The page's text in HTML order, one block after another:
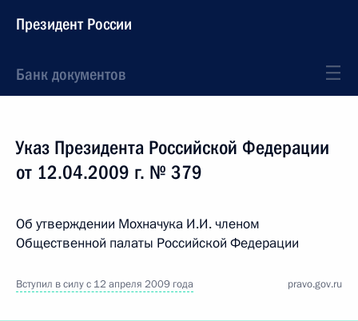
Президент России
Банк документов
Указ Президента Российской Федерации
от 12.04.2009 г. № 379
Об утверждении Мохначука И.И. членом
Общественной палаты Российской Федерации
Вступил в силу с 12 апреля 2009 года pravo.gov.ru